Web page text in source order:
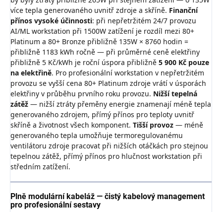
více tepla generovaného uvnitř zdroje a skříně. Finanční
přínos vysoké účinnosti: při nepřetržitém 24/7 provozu
AI/ML workstation při 1500W zatížení je rozdíl mezi 80+
Platinum a 80+ Bronze přibližně 135W × 8760 hodin =
přibližně 1183 kWh ročně — při průměrné ceně elektřiny
přibližně 5 Kč/kWh je roční úspora přibližně 5 900 Kč pouze
na elektřině. Pro profesionální workstation v nepřetržitém
provozu se vyšší cena 80+ Platinum zdroje vrátí v úsporách
elektřiny v průběhu prvního roku provozu. Nižší tepelná
zátěž — nižší ztráty přeměny energie znamenají méně tepla
generovaného zdrojem, přímý přínos pro teploty uvnitř
skříně a životnost všech komponent. Tišší provoz — méně
generovaného tepla umožňuje termoregulovanému
ventilátoru zdroje pracovat při nižších otáčkách pro stejnou
tepelnou zátěž, přímý přínos pro hlučnost workstation při
středním zatížení.
Plně modulární kabeláž — čistý kabelový management
pro profesionální sestavy